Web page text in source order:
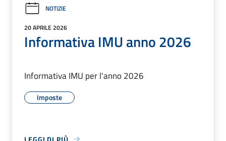
NOTIZIE
20 APRILE 2026
Informativa IMU anno 2026
Informativa IMU per l'anno 2026
Imposte